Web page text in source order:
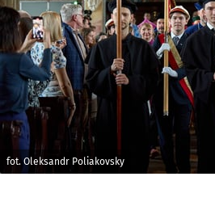
fot. Oleksandr Poliakovsky